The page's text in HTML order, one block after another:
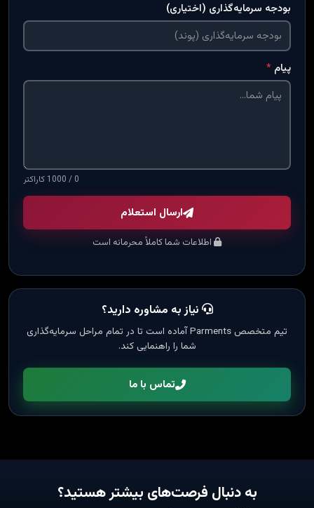
بودجه سرمایه‌گذاری (اختیاری)
پیام *
0 / 1000 کاراکتر
ارسال استعلام
اطلاعات شما کاملاً محرمانه است
نیاز به مشاوره دارید؟
تیم متخصص Parments آماده است تا در تمام مراحل سرمایه‌گذاری
شما را راهنمایی کند.
تماس با ما
به دنبال فرصت‌های بیشتر هستید؟